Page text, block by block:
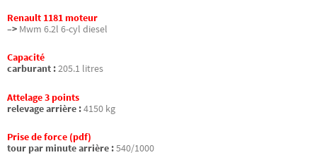
Renault 1181 moteur
–> Mwm 6.2l 6-cyl diesel
Capacité
carburant :205.1 litres
Attelage 3 points
relevage arrière :4150 kg
Prise de force (pdf)
tour par minute arrière :540/1000